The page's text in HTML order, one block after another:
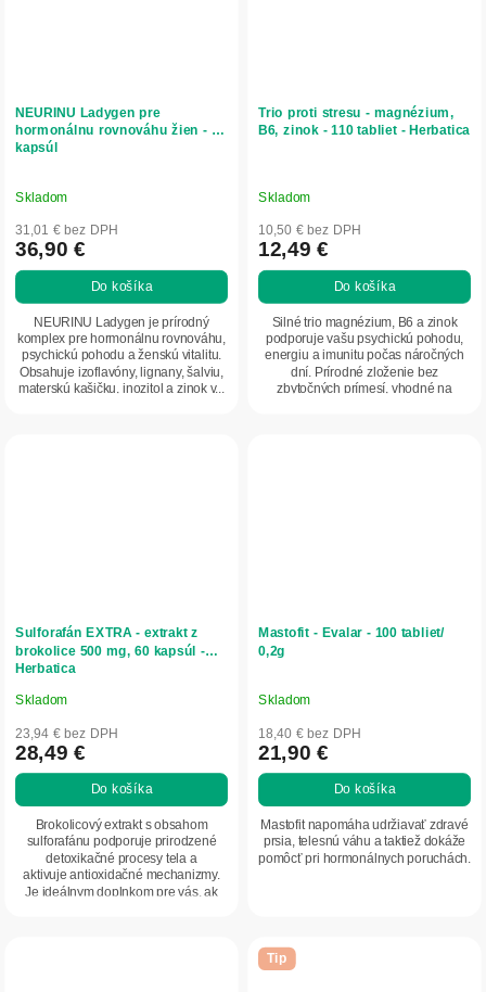
NEURINU Ladygen pre
hormonálnu rovnováhu žien - 50
kapsúl
Skladom
31,01 € bez DPH
36,90 €
Do košíka
NEURINU Ladygen je prírodný
komplex pre hormonálnu rovnováhu,
psychickú pohodu a ženskú vitalitu.
Obsahuje izoflavóny, lignany, šalviu,
materskú kašičku, inozitol a zinok v...
Trio proti stresu - magnézium,
B6, zinok - 110 tabliet - Herbatica
Skladom
10,50 € bez DPH
12,49 €
Do košíka
Silné trio magnézium, B6 a zinok
podporuje vašu psychickú pohodu,
energiu a imunitu počas náročných
dní. Prírodné zloženie bez
zbytočných prímesí, vhodné na
Sulforafán EXTRA - extrakt z
brokolice 500 mg, 60 kapsúl -
Herbatica
Priemerné
hodnotenie
produktu
je
5,0
hviezdičiek.
Skladom
23,94 € bez DPH
28,49 €
Do košíka
Brokolicový extrakt s obsahom
sulforafánu podporuje prirodzené
detoxikačné procesy tela a
aktivuje antioxidačné mechanizmy.
Je ideálnym doplnkom pre vás, ak
Mastofit - Evalar - 100 tabliet/
0,2g
Priemerné
hodnotenie
produktu
je
5,0
z
5
hviezdičiek.
Skladom
18,40 € bez DPH
21,90 €
Do košíka
Mastofit napomáha udržiavať zdravé
prsia, telesnú váhu a taktiež dokáže
pomôcť pri hormonálnych poruchách.
Tip